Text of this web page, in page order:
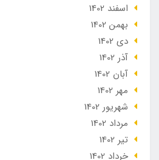
اسفند 1402
بهمن 1402
دی 1402
آذر 1402
آبان 1402
مهر 1402
شهریور 1402
مرداد 1402
تير 1402
خرداد 1402